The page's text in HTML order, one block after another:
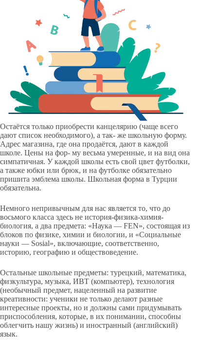
Остаётся только приобрести канцелярию (чаще всего
дают список необходимого), а так- же школьную форму.
Адрес магазина, где она продаётся, дают в каждой
школе. Цены на фор- му весьма умеренные, и на вид она
симпатичная. У каждой школы есть свой цвет футболки,
а также юбки или брюк, и на футболке обязательно
пришита эмблема школы. Школьная форма в Турции
обязательна.
Немного непривычным для нас является то, что до
восьмого класса здесь не история-физика-химия-
биология, а два предмета: «Наука — FEN», состоящая из
блоков по физике, химии и биологии, и «Социальные
науки — Sosial», включающие, соответственно,
историю, географию и обществоведение.
Остальные школьные предметы: турецкий, математика,
физкультура, музыка, ИВТ (компьютер), технология
(необычный предмет, нацеленный на развитие
креативности: ученики не только делают разные
интересные проекты, но и должны сами придумывать
приспособления, которые, в их понимании, способны
облегчить нашу жизнь) и иностранный (английский)
язык.